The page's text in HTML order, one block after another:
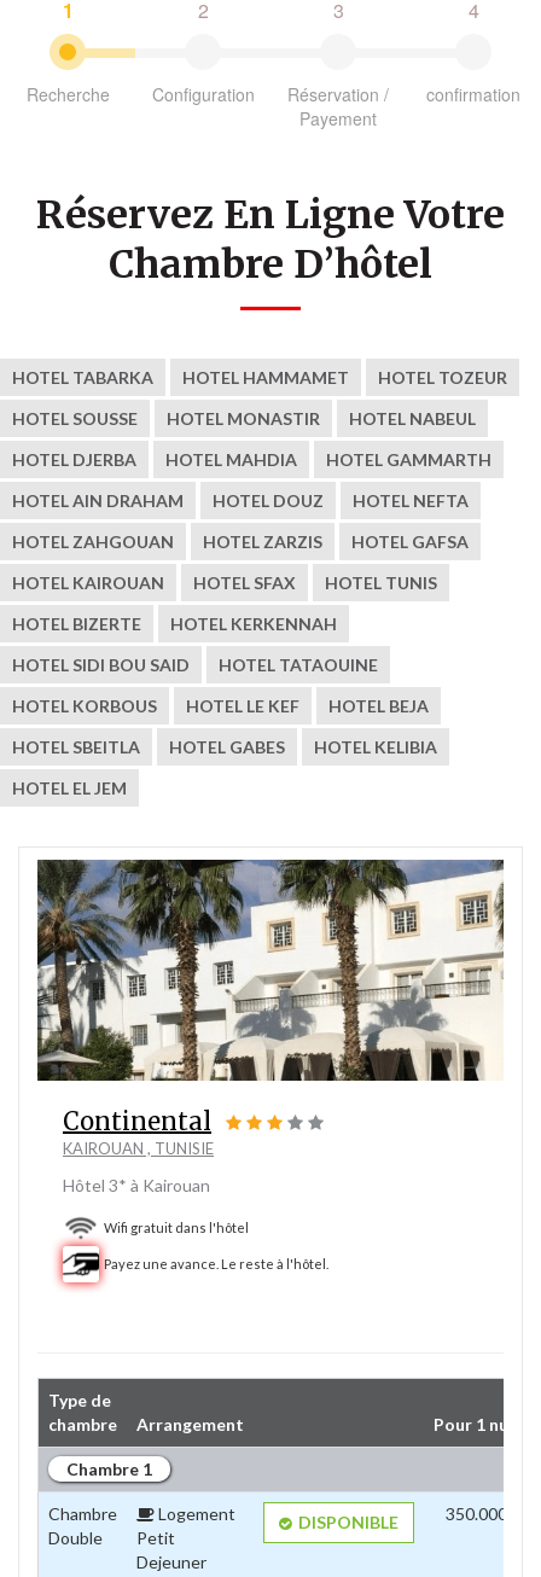
1
Recherche
2
Configuration
3
Réservation /
Payement
4
confirmation
Réservez En Ligne Votre
Chambre D’hôtel
HOTEL TABARKA HOTEL HAMMAMET
HOTEL TOZEUR
HOTEL SOUSSE
HOTEL MONASTIR
HOTEL NABEUL
HOTEL DJERBA
HOTEL MAHDIA
HOTEL GAMMARTH
HOTEL AIN DRAHAM
HOTEL DOUZ
HOTEL NEFTA
HOTEL ZAHGOUAN
HOTEL ZARZIS
HOTEL GAFSA
HOTEL KAIROUAN
HOTEL SFAX
HOTEL TUNIS
HOTEL BIZERTE
HOTEL KERKENNAH
HOTEL SIDI BOU SAID
HOTEL TATAOUINE
HOTEL KORBOUS
HOTEL LE KEF
HOTEL BEJA
HOTEL SBEITLA
HOTEL GABES
HOTEL KELIBIA
HOTEL EL JEM
Continental
KAIROUAN , TUNISIE
Hôtel 3* à Kairouan
Wifi gratuit dans l'hôtel
Payez une avance. Le reste à l'hôtel.
Type de
chambre
Arrangement Pour 1 nuit(s)
Chambre 1
Chambre
Double
Logement
Petit
Dejeuner
DISPONIBLE 350.000DT